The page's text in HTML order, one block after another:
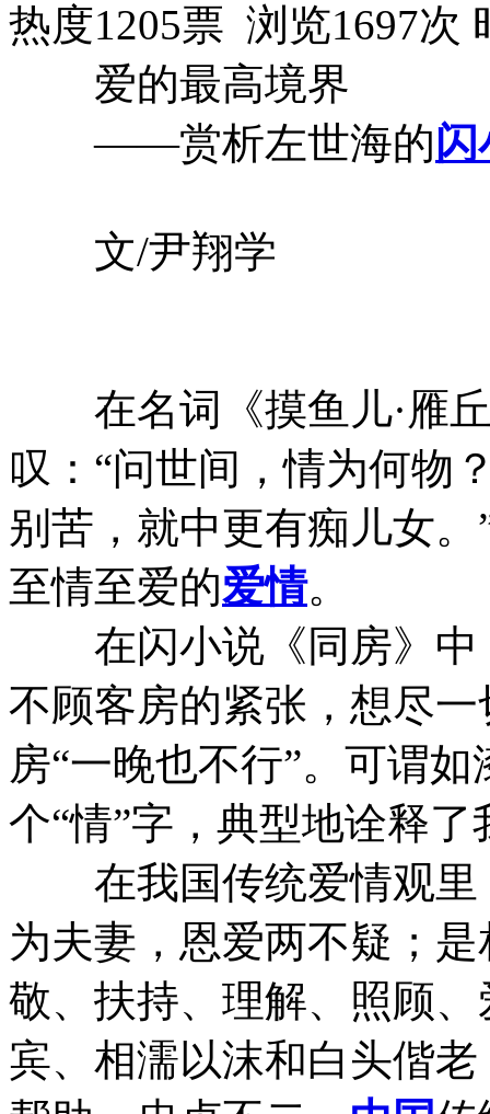
热度1205票 浏览1697次
爱的最高境界
——赏析左世海的闪
文/尹翔学
在名词《摸鱼儿·雁丘
叹：“问世间，情为何物
别苦，就中更有痴儿女
至情至爱的爱情。
在闪小说《同房》中
不顾客房的紧张，想尽
房“一晚也不行”。可谓
个“情”字，典型地诠释
在我国传统爱情观里
为夫妻，恩爱两不疑；
敬、扶持、理解、照顾
宾、相濡以沫和白头偕